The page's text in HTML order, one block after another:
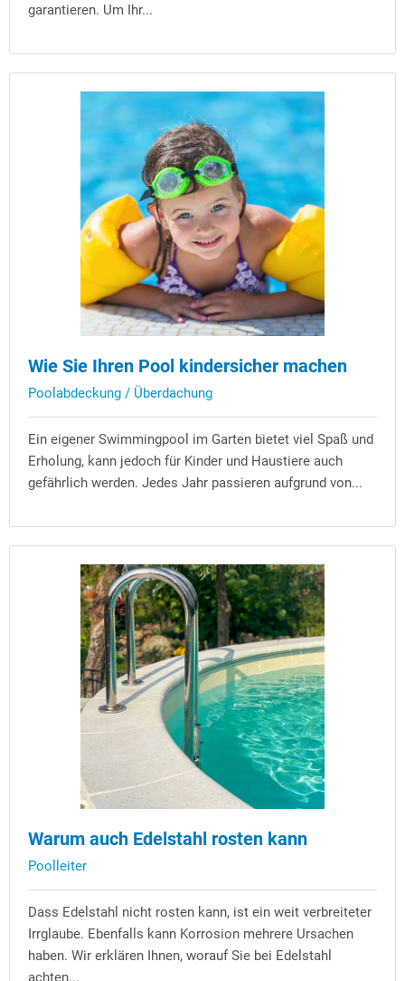
garantieren. Um Ihr...
Wie Sie Ihren Pool kindersicher machen
Poolabdeckung / Überdachung
Ein eigener Swimmingpool im Garten bietet viel Spaß und
Erholung, kann jedoch für Kinder und Haustiere auch
gefährlich werden. Jedes Jahr passieren aufgrund von...
Warum auch Edelstahl rosten kann
Poolleiter
Dass Edelstahl nicht rosten kann, ist ein weit verbreiteter
Irrglaube. Ebenfalls kann Korrosion mehrere Ursachen
haben. Wir erklären Ihnen, worauf Sie bei Edelstahl
achten...